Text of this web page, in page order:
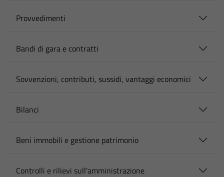
Provvedimenti
Bandi di gara e contratti
Sovvenzioni, contributi, sussidi, vantaggi economici
Bilanci
Beni immobili e gestione patrimonio
Controlli e rilievi sull'amministrazione